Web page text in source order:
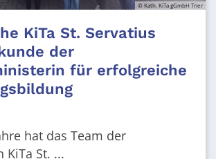
© Kath. KiTa gGmbH Trier
KiTa St. Servatius
der
für erfolgreiche
hat das Team der
KiTa St. ...